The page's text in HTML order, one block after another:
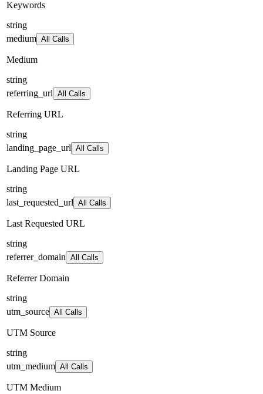
Keywords
string
medium All Calls
Medium
string
referring_url All Calls
Referring URL
string
landing_page_url All Calls
Landing Page URL
string
last_requested_url All Calls
Last Requested URL
string
referrer_domain All Calls
Referrer Domain
string
utm_source All Calls
UTM Source
string
utm_medium All Calls
UTM Medium